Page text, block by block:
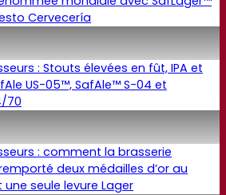
Cervecería
: Stouts élevées en fût, IPA et
US-05™, SafAle™ S-04 et
70
: comment la brasserie
deux médailles d’or au
une seule levure Lager